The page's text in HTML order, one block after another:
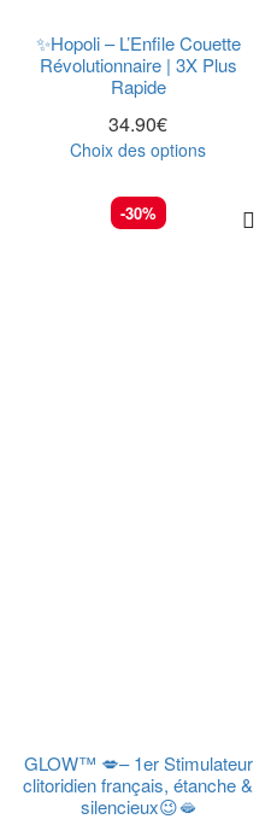
✨Hopoli – L’Enfile Couette
Révolutionnaire | 3X Plus
Rapide
34.90€
Choix des options
-30%
GLOW™ 💋– 1er Stimulateur
clitoridien français, étanche &
silencieux😉🫦